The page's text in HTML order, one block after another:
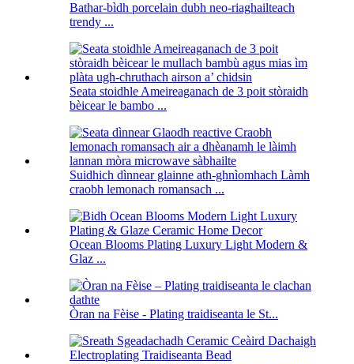
Bathar-bìdh porcelain dubh neo-riaghailteach
trendy ...
Seata stoidhle Ameireaganach de 3 poit stòraidh
bèicear le bambo ...
Suidhich dìnnear glainne ath-ghnìomhach Làmh
craobh lemonach romansach ...
Ocean Blooms Plating Luxury Light Modern &
Glaz ...
Òran na Fèise - Plating traidiseanta le St...